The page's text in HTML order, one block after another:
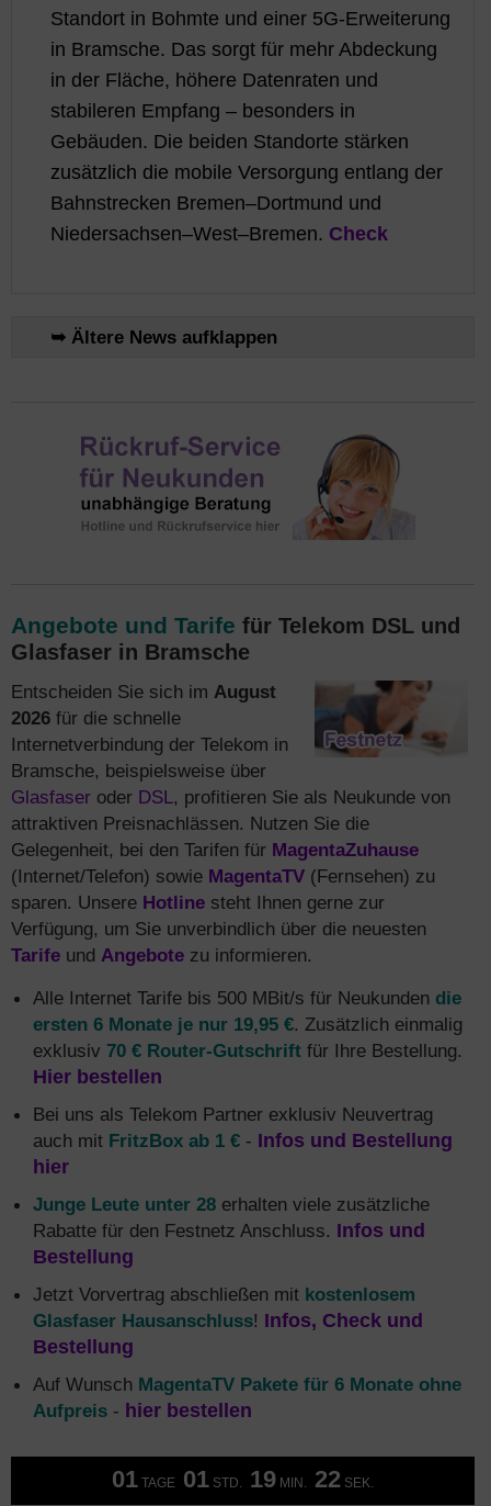
Standort in Bohmte und einer 5G-Erweiterung
in Bramsche. Das sorgt für mehr Abdeckung
in der Fläche, höhere Datenraten und
stabileren Empfang – besonders in
Gebäuden. Die beiden Standorte stärken
zusätzlich die mobile Versorgung entlang der
Bahnstrecken Bremen–Dortmund und
Niedersachsen–West–Bremen. Check
➥ Ältere News aufklappen
Angebote und Tarife für Telekom DSL und
Glasfaser in Bramsche
Entscheiden Sie sich im August
2026 für die schnelle
Internetverbindung der Telekom in
Bramsche, beispielsweise über
Glasfaser oder DSL, profitieren Sie als Neukunde von
attraktiven Preisnachlässen. Nutzen Sie die
Gelegenheit, bei den Tarifen für MagentaZuhause
(Internet/Telefon) sowie MagentaTV (Fernsehen) zu
sparen. Unsere Hotline steht Ihnen gerne zur
Verfügung, um Sie unverbindlich über die neuesten
Tarife und Angebote zu informieren.
Alle Internet Tarife bis 500 MBit/s für Neukunden die
ersten 6 Monate je nur 19,95 €. Zusätzlich einmalig
exklusiv 70 € Router-Gutschrift für Ihre Bestellung.
Hier bestellen
Bei uns als Telekom Partner exklusiv Neuvertrag
auch mit FritzBox ab 1 € - Infos und Bestellung
hier
Junge Leute unter 28 erhalten viele zusätzliche
Rabatte für den Festnetz Anschluss. Infos und
Bestellung
Jetzt Vorvertrag abschließen mit kostenlosem
Glasfaser Hausanschluss! Infos, Check und
Bestellung
Auf Wunsch MagentaTV Pakete für 6 Monate ohne
Aufpreis - hier bestellen
01 TAGE 01 STD. 19 MIN. 21 SEK.